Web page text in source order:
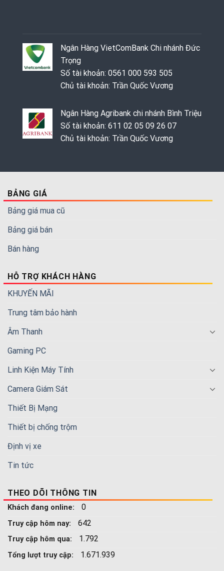
Ngân Hàng VietComBank Chi nhánh Đức
Trọng
Số tài khoản: 0561 000 593 505
Chủ tài khoản: Trần Quốc Vương
Ngân Hàng Agribank chi nhánh Bình Triệu
Số tài khoản: 611 02 05 09 26 07
Chủ tài khoản: Trần Quốc Vương
BẢNG GIÁ
Bảng giá mua cũ
Bảng giá bán
Bán hàng
HỖ TRỢ KHÁCH HÀNG
KHUYẾN MÃI
Trung tâm bảo hành
Âm Thanh
Gaming PC
Linh Kiện Máy Tính
Camera Giám Sát
Thiết Bị Mạng
Thiết bị chống trộm
Định vị xe
Tin tức
THEO DÕI THÔNG TIN
Khách đang online: 0
Truy cập hôm nay: 642
Truy cập hôm qua: 1.792
Tổng lượt truy cập: 1.671.939